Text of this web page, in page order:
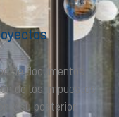
de documentos
de los impuestos
y su posterior